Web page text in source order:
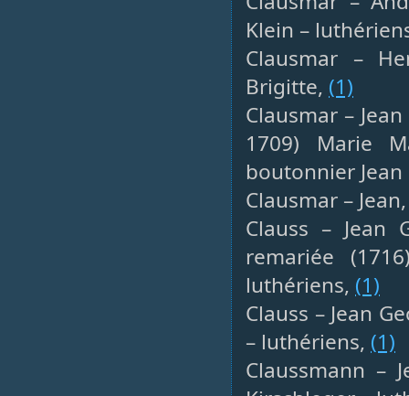
Klein –
Clausmar –
Brigitte, (1)
Clausmar –
1709) Marie
boutonnier
Clausmar –
Clauss – Jean
remariée
luthériens, (1)
Clauss – Jean
– luthériens, (1)
Claussmann –